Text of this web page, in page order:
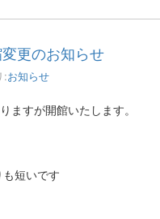
更のお知らせ
:お知らせ
ますが開館いたします。
短いです